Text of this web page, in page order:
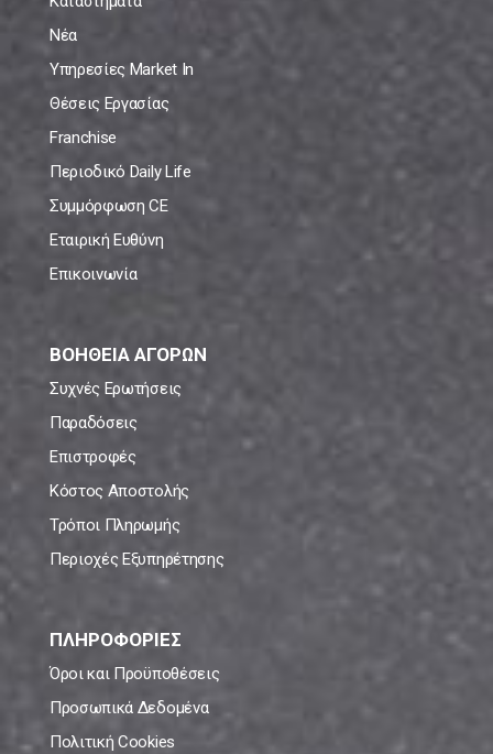
Νέα
Υπηρεσίες Market In
Θέσεις Εργασίας
Franchise
Περιοδικό Daily Life
Συμμόρφωση CE
Εταιρική Ευθύνη
Επικοινωνία
ΒΟΗΘΕΙΑ ΑΓΟΡΩΝ
Συχνές Ερωτήσεις
Παραδόσεις
Επιστροφές
Κόστος Αποστολής
Τρόποι Πληρωμής
Περιοχές Εξυπηρέτησης
ΠΛΗΡΟΦΟΡΙΕΣ
Όροι και Προϋποθέσεις
Προσωπικά Δεδομένα
Πολιτική Cookies